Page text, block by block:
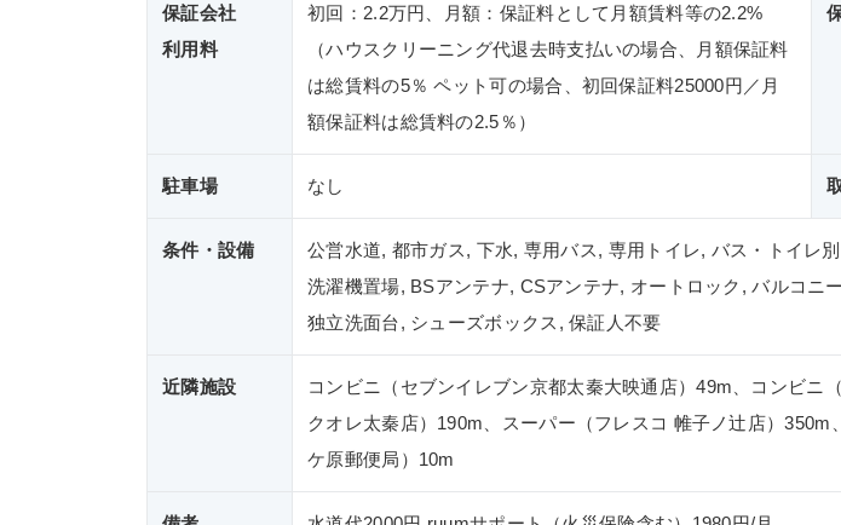
保証会社
利用料
初回：2.2万円、月額：保証料として月額賃料等の2.2%
（ハウスクリーニング代退去時支払いの場合、月額保証料
は総賃料の5％ ペット可の場合、初回保証料25000円／月
額保証料は総賃料の2.5％）
駐車場 なし
条件・設備
公営水道, 都市ガス, 下水, 専用バス, 専用トイレ, バス・トイレ
洗濯機置場, BSアンテナ, CSアンテナ, オートロック, バルコニ
独立洗面台, シューズボックス, 保証人不要
近隣施設
コンビニ（セブンイレブン京都太秦大映通店）49m、コンビ
クオレ太秦店）190m、スーパー（フレスコ 帷子ノ辻店）
ケ原郵便局）10m